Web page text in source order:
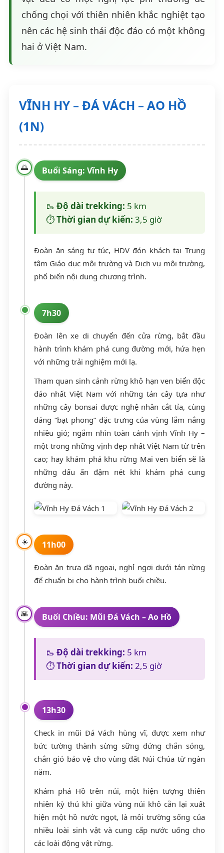
chống chọi với thiên nhiên khắc nghiệt tạo
nên các hệ sinh thái độc đáo có một không
hai ở Việt Nam.
VĨNH HY – ĐÁ VÁCH – AO HỒ
(1N)
🌅 Buổi Sáng: Vĩnh Hy
🥾 Độ dài trekking: 5 km
⏱️Thời gian dự kiến: 3,5 giờ
Đoàn ăn sáng tự túc, HDV đón khách tại Trung
tâm Giáo dục môi trường và Dịch vụ môi trường,
phổ biến nội dung chương trình.
7h30
Đoàn lên xe di chuyển đến cửa rừng, bắt đầu
hành trình khám phá cung đường mới, hứa hẹn
với những trải nghiệm mới lạ.
Tham quan sinh cảnh rừng khô hạn ven biển độc
đáo nhất Việt Nam với những tán cây tựa như
những cây bonsai được nghệ nhân cắt tỉa, cùng
dáng “bạt phong” đặc trưng của vùng lắm nắng
nhiều gió; ngắm nhìn toàn cảnh vịnh Vĩnh Hy –
một trong những vịnh đẹp nhất Việt Nam từ trên
cao; hay khám phá khu rừng Mai ven biển sẽ là
những dấu ấn đậm nét khi khám phá cung
đường này.
☀️ 11h00
Đoàn ăn trưa dã ngoại, nghỉ ngơi dưới tán rừng
để chuẩn bị cho hành trình buổi chiều.
🌇 Buổi Chiều: Mũi Đá Vách – Ao Hồ
🥾 Độ dài trekking: 5 km
⏱️Thời gian dự kiến: 2,5 giờ
13h30
Check in mũi Đá Vách hùng vĩ, được xem như
bức tường thành sừng sững đứng chắn sóng,
chắn gió bảo vệ cho vùng đất Núi Chúa từ ngàn
năm.
Khám phá Hồ trên núi, một hiện tượng thiên
nhiên kỳ thú khi giữa vùng núi khô cằn lại xuất
hiện một hồ nước ngọt, là môi trường sống của
nhiều loài sinh vật và cung cấp nước uống cho
các loài động vật rừng.